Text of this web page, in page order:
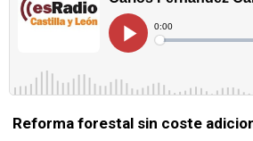
Reforma forestal sin coste